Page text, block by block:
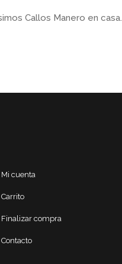
Callos Manero en casa.
Mi cuenta
Carrito
Finalizar compra
Contacto